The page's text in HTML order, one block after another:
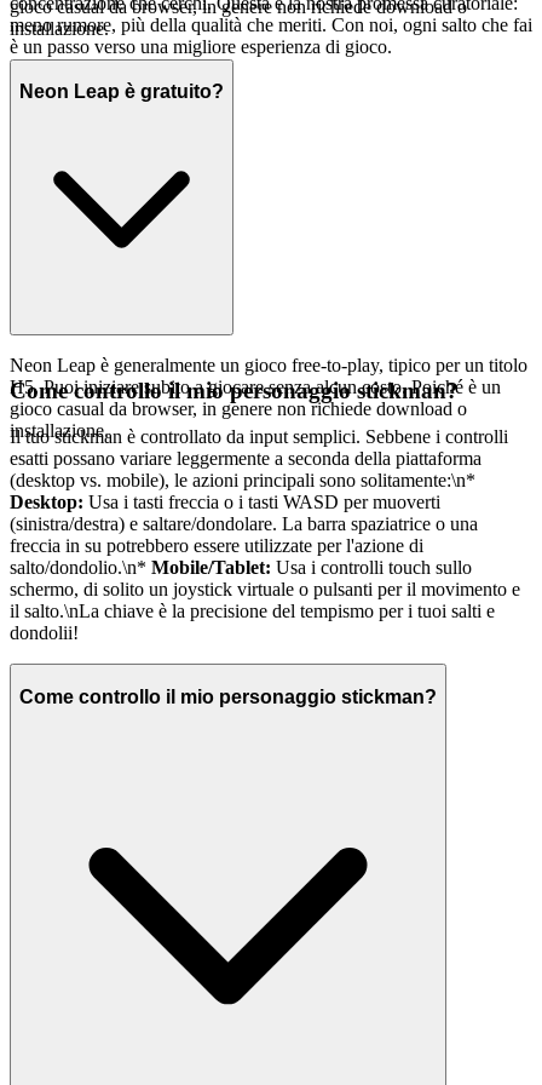
meno rumore, più della qualità che meriti. Con noi, ogni salto che fai
è un passo verso una migliore esperienza di gioco.
gioco casual da browser, in genere non richiede download o
installazione.
Neon Leap è gratuito?
Neon Leap è generalmente un gioco free-to-play, tipico per un titolo
H5. Puoi iniziare subito a giocare senza alcun costo. Poiché è un
gioco casual da browser, in genere non richiede download o
installazione.
Come controllo il mio personaggio stickman?
Il tuo stickman è controllato da input semplici. Sebbene i controlli
esatti possano variare leggermente a seconda della piattaforma
(desktop vs. mobile), le azioni principali sono solitamente:\n*
Desktop: Usa i tasti freccia o i tasti WASD per muoverti
(sinistra/destra) e saltare/dondolare. La barra spaziatrice o una
freccia in su potrebbero essere utilizzate per l'azione di
salto/dondolio.\n* Mobile/Tablet: Usa i controlli touch sullo
schermo, di solito un joystick virtuale o pulsanti per il movimento e
il salto.\nLa chiave è la precisione del tempismo per i tuoi salti e
dondolii!
Come controllo il mio personaggio stickman?